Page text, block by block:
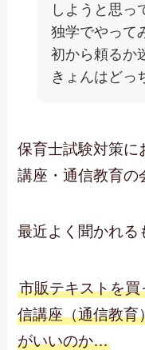
しようと思っ
独学でやって
初から頼るか
きょんはどっ
保育士試験対策に
講座・通信教育の
最近よく聞かれ
市販テキストを
信講座（通信教育
がいいのか…